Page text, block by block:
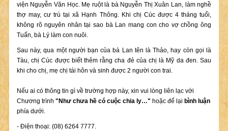
viện Nguyễn Văn Học. Mẹ ruột là bà Nguyễn Thị Xuân Lan, làm nghề
thợ may, cư trú tại xã Hạnh Thông. Khi chị Cúc được 4 tháng tuổi,
không rõ nguyên nhân tại sao bà Lan mang con cho vợ chồng ông
Tuấn, bà Lý làm con nuôi.
Sau này, qua một người bạn của bà Lan tên là Thảo, hay còn gọi là
Tàu, chị Cúc được biết thêm rằng cha đẻ của chị là Mỹ da đen. Sau
khi cho chị, mẹ chị tái hôn và sinh được 2 người con trai.
Nếu ai có thông tin gì về trường hợp này, xin vui lòng liên lạc với
Chương trình "Như chưa hề có cuộc chia ly…" hoặc để lại bình luận
phía dưới.
- Điện thoại: (08) 6264 7777.